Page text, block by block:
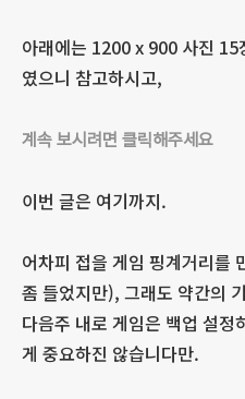
아래에는 1200 x 900 사진 15
였으니 참고하시고,
계속 보시려면 클릭해주세요
이번 글은 여기까지.
어차피 접을 게임 핑계거리를
좀 들었지만), 그래도 약간의
다음주 내로 게임은 백업 설정
게 중요하진 않습니다만.